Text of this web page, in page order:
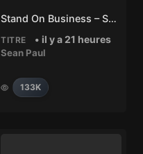
Stand On Business – Sean Paul
TITRE • il y a 21 heures
Sean Paul
133K